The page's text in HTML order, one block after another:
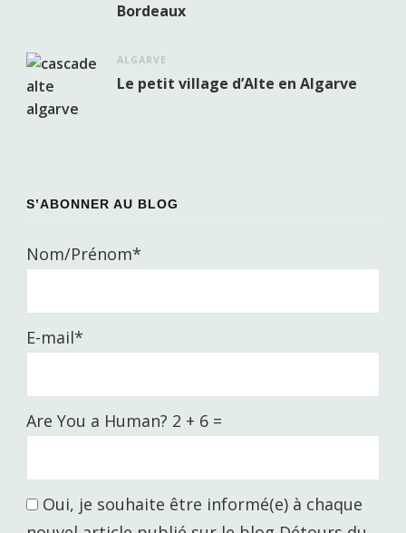
Bordeaux
ALGARVE
Le petit village d’Alte en Algarve
S’ABONNER AU BLOG
Nom/Prénom*
E-mail*
Are You a Human? 2 + 6 =
Oui, je souhaite être informé(e) à chaque